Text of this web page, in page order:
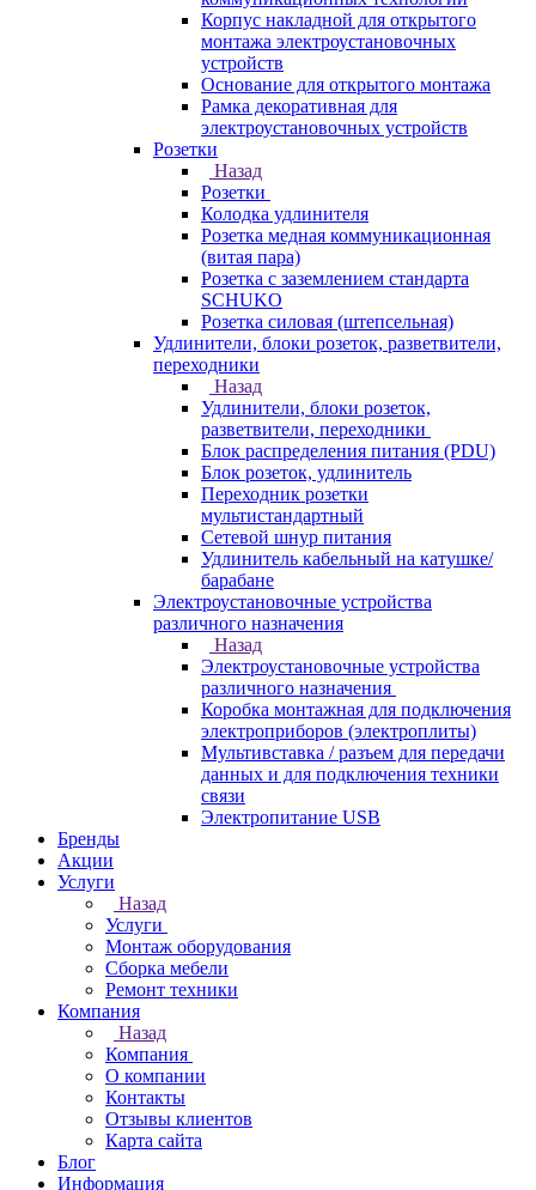
Корпус накладной для открытого
монтажа электроустановочных
устройств
Основание для открытого монтажа
Рамка декоративная для
электроустановочных устройств
Розетки
Назад
Розетки
Колодка удлинителя
Розетка медная коммуникационная
(витая пара)
Розетка с заземлением стандарта
SCHUKO
Розетка силовая (штепсельная)
Удлинители, блоки розеток, разветвители,
переходники
Назад
Удлинители, блоки розеток,
разветвители, переходники
Блок распределения питания (PDU)
Блок розеток, удлинитель
Переходник розетки
мультистандартный
Сетевой шнур питания
Удлинитель кабельный на катушке/
барабане
Электроустановочные устройства
различного назначения
Назад
Электроустановочные устройства
различного назначения
Коробка монтажная для подключения
электроприборов (электроплиты)
Мультивставка / разъем для передачи
данных и для подключения техники
связи
Электропитание USB
Бренды
Акции
Услуги
Назад
Услуги
Монтаж оборудования
Сборка мебели
Ремонт техники
Компания
Назад
Компания
О компании
Контакты
Отзывы клиентов
Карта сайта
Блог
Информация